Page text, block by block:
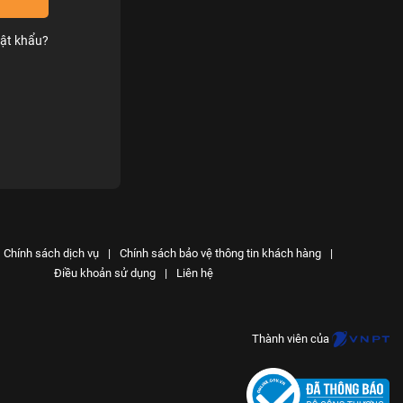
khẩu?
Chính sách dịch vụ | Chính sách bảo vệ thông tin khách hàng
|
Điều khoản sử dụng
| Liên hệ
Thành viên của